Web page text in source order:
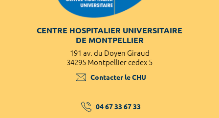
CENTRE HOSPITALIER UNIVERSITAIRE
DE MONTPELLIER
191 av. du Doyen Giraud
34295 Montpellier cedex 5
Contacter le CHU
04 67 33 67 33